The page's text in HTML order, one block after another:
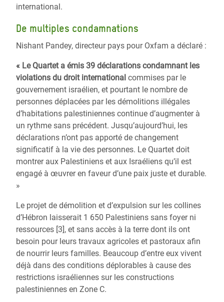
international.
De multiples condamnations
Nishant Pandey, directeur pays pour Oxfam a déclaré :
« Le Quartet a émis 39 déclarations condamnant les
violations du droit international commises par le
gouvernement israélien, et pourtant le nombre de
personnes déplacées par les démolitions illégales
d’habitations palestiniennes continue d’augmenter à
un rythme sans précédent. Jusqu’aujourd’hui, les
déclarations n’ont pas apporté de changement
significatif à la vie des personnes. Le Quartet doit
montrer aux Palestiniens et aux Israéliens qu’il est
engagé à œuvrer en faveur d’une paix juste et durable.
»
Le projet de démolition et d’expulsion sur les collines
d’Hébron laisserait 1 650 Palestiniens sans foyer ni
ressources [3], et sans accès à la terre dont ils ont
besoin pour leurs travaux agricoles et pastoraux afin
de nourrir leurs familles. Beaucoup d’entre eux vivent
déjà dans des conditions déplorables à cause des
restrictions israéliennes sur les constructions
palestiniennes en Zone C.